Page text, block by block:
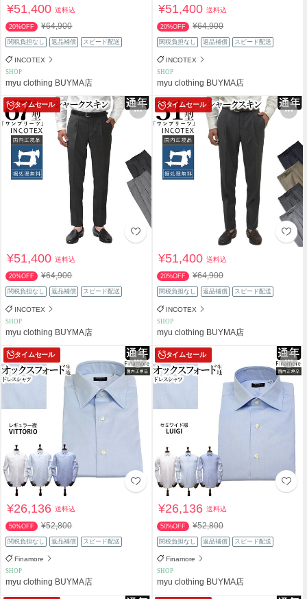
¥51,400送料込
20%OFF ¥64,900
関税負担なし 返品補償 スピード配送
INCOTEX
SHOP
myu clothing BUYMA店
¥51,400送料込
20%OFF ¥64,900
関税負担なし 返品補償 スピード配送
INCOTEX
SHOP
myu clothing BUYMA店
タイムセール
¥51,400送料込
20%OFF ¥64,900
関税負担なし 返品補償 スピード配送
INCOTEX
SHOP
myu clothing BUYMA店
タイムセール
¥51,400送料込
20%OFF ¥64,900
関税負担なし 返品補償 スピード配送
INCOTEX
SHOP
myu clothing BUYMA店
タイムセール
¥26,136送料込
50%OFF ¥52,800
関税負担なし 返品補償 スピード配送
Finamore
SHOP
myu clothing BUYMA店
タイムセール
¥26,136送料込
50%OFF ¥52,800
関税負担なし 返品補償 スピード配送
Finamore
SHOP
myu clothing BUYMA店